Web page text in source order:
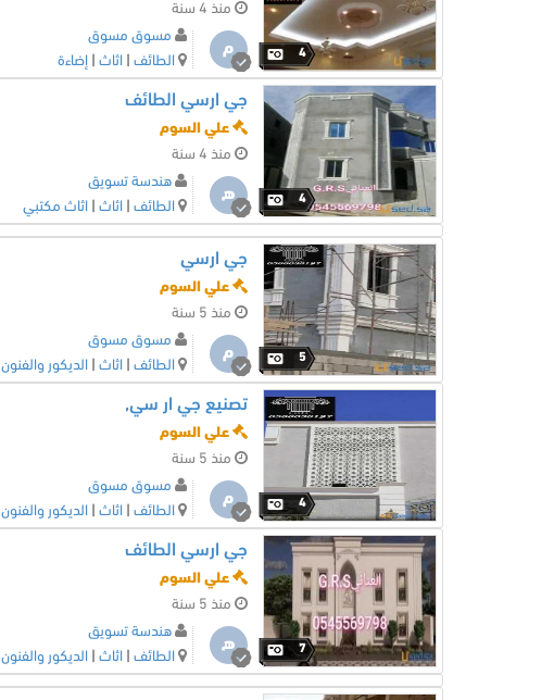
4
منذ 4 سنة
م
مسوق مسوق
الطائف
اثاث إضاءة
4
جي ارسي الطائف
علي السوم
منذ 4 سنة
ه
هندسة تسويق
الطائف
اثاث اثاث مكتبي
5
جي ارسي
علي السوم
منذ 5 سنة
م
مسوق مسوق
الطائف
اثاث الديكور والفنون
4
تصنيع جي ار سي,
علي السوم
منذ 5 سنة
م
مسوق مسوق
الطائف
اثاث الديكور والفنون
7
جي ارسي الطائف
علي السوم
منذ 5 سنة
ه
هندسة تسويق
الطائف
اثاث الديكور والفنون